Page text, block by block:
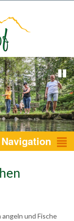
Navigation
und Fische